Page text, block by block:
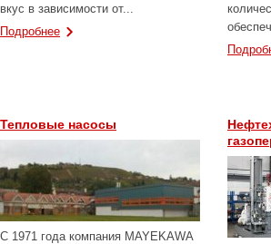
вкус в зависимости от...
Подробнее
Тепловые насосы
С 1971 года компания MAYEKAWA